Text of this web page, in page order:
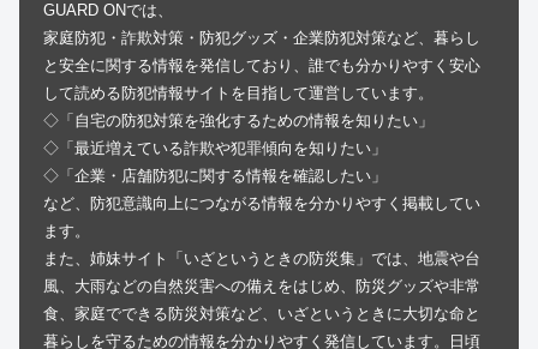
GUARD ONでは、
家庭防犯・詐欺対策・防犯グッズ・企業防犯対策など、暮らし
と安全に関する情報を発信しており、誰でも分かりやすく安心
して読める防犯情報サイトを目指して運営しています。
◇「自宅の防犯対策を強化するための情報を知りたい」
◇「最近増えている詐欺や犯罪傾向を知りたい」
◇「企業・店舗防犯に関する情報を確認したい」
など、防犯意識向上につながる情報を分かりやすく掲載してい
ます。
また、姉妹サイト「いざというときの防災集」では、地震や台
風、大雨などの自然災害への備えをはじめ、防災グッズや非常
食、家庭でできる防災対策など、いざというときに大切な命と
暮らしを守るための情報を分かりやすく発信しています。日頃